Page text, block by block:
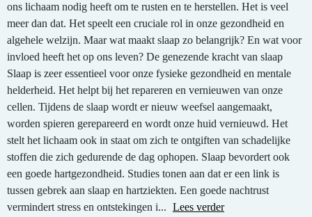
ons lichaam nodig heeft om te rusten en te herstellen. Het is veel
meer dan dat. Het speelt een cruciale rol in onze gezondheid en
algehele welzijn. Maar wat maakt slaap zo belangrijk? En wat voor
invloed heeft het op ons leven? De genezende kracht van slaap
Slaap is zeer essentieel voor onze fysieke gezondheid en mentale
helderheid. Het helpt bij het repareren en vernieuwen van onze
cellen. Tijdens de slaap wordt er nieuw weefsel aangemaakt,
worden spieren gerepareerd en wordt onze huid vernieuwd. Het
stelt het lichaam ook in staat om zich te ontgiften van schadelijke
stoffen die zich gedurende de dag ophopen. Slaap bevordert ook
een goede hartgezondheid. Studies tonen aan dat er een link is
tussen gebrek aan slaap en hartziekten. Een goede nachtrust
vermindert stress en ontstekingen i... Lees verder